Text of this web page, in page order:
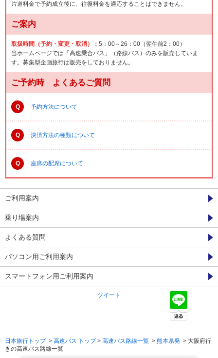
片道料金で予約成立後に、往復料金を適応することはできません。
ご案内
取扱時間（予約・変更・取消）： 5：00～26：00（翌午前2：00）
当ホームページでは「高速乗合バス」（路線バス）のみを販売していま
す。募集型企画旅行は販売をしておりません。
ご予約時 よくあるご質問
Q 予約方法について
Q 決済方法の種類について
Q 座席の配席について
ご利用案内
乗り場案内
よくある質問
パソコン用ご利用案内
スマートフォン用ご利用案内
ツイート
日本旅行トップ> 高速バス トップ> 高速バス路線一覧 > 熊本県発 > 大阪府行
きの高速バス路線一覧